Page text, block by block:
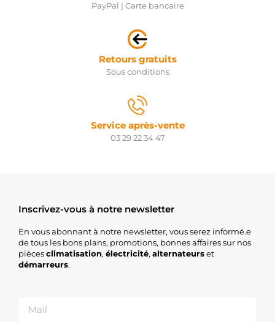
PayPal | Carte bancaire
Retours gratuits
Sous conditions
Service après-vente
03 29 22 34 47
Inscrivez-vous à notre newsletter
En vous abonnant à notre newsletter, vous serez informé.e
de tous les bons plans, promotions, bonnes affaires sur nos
piècesclimatisation, électricité, alternateurset
démarreurs.